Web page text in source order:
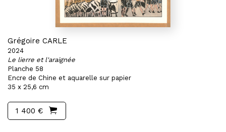
Grégoire CARLE
2024
Le lierre et l'araignée
Planche 58
Encre de Chine et aquarelle sur papier
35 x 25,6 cm
1 400 €